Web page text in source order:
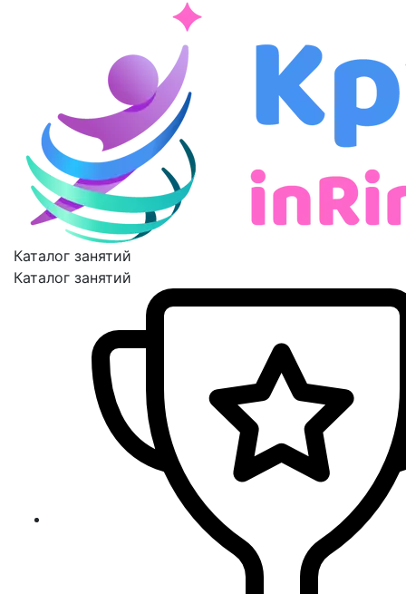
Каталог занятий
Каталог занятий